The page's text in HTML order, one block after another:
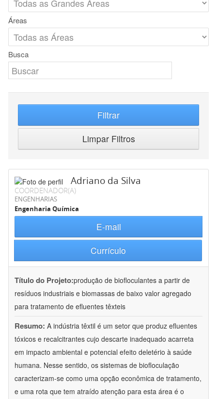
Áreas
Busca
Filtrar
Limpar Filtros
Adriano da Silva
COORDENADOR(A)
ENGENHARIAS
Engenharia Química
E-mail
Currículo
Título do Projeto:produção de biofloculantes a partir de
resíduos industriais e biomassas de baixo valor agregado
para tratamento de efluentes têxteis
Resumo: A indústria têxtil é um setor que produz efluentes
tóxicos e recalcitrantes cujo descarte inadequado acarreta
em impacto ambiental e potencial efeito deletério à saúde
humana. Nesse sentido, os sistemas de biofloculação
caracterizam-se como uma opção econômica de tratamento,
e uma rota que tem atraído atenção para esta área é o